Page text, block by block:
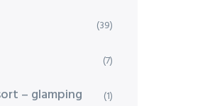
(39)
(7)
– glamping (1)